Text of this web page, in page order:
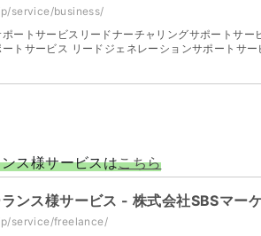
service/business/
ートサービスリードナーチャリングサポートサ
トサービス リードジェネレーションサポートサー
ス様サービスはこちら
ンス様サービス - 株式会社SBSマー
service/freelance/